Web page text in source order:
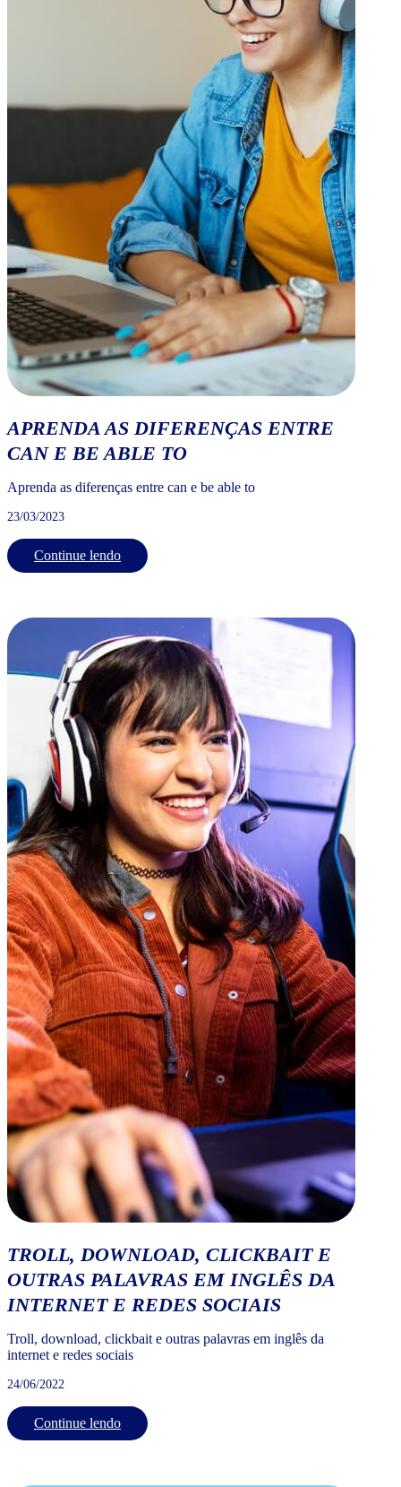
APRENDA AS DIFERENÇAS ENTRE
CAN E BE ABLE TO
Aprenda as diferenças entre can e be able to
23/03/2023
Continue lendo
TROLL, DOWNLOAD, CLICKBAIT E
OUTRAS PALAVRAS EM INGLÊS DA
INTERNET E REDES SOCIAIS
Troll, download, clickbait e outras palavras em inglês da
internet e redes sociais
24/06/2022
Continue lendo